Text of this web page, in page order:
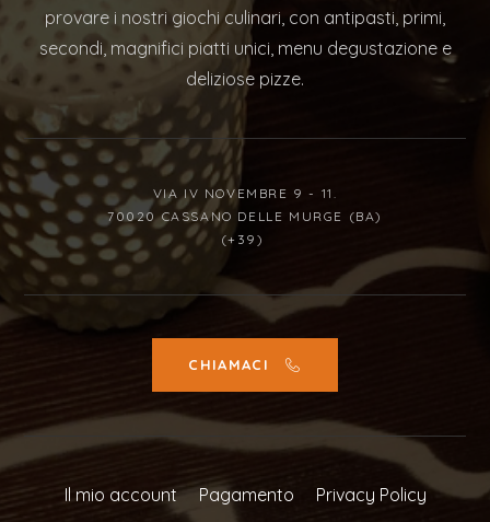
provare i nostri giochi culinari, con antipasti, primi,
secondi, magnifici piatti unici, menu degustazione e
deliziose pizze.
VIA IV NOVEMBRE 9 - 11.
70020 CASSANO DELLE MURGE (BA)
(+39)
CHIAMACI
Il mio account Pagamento Privacy Policy